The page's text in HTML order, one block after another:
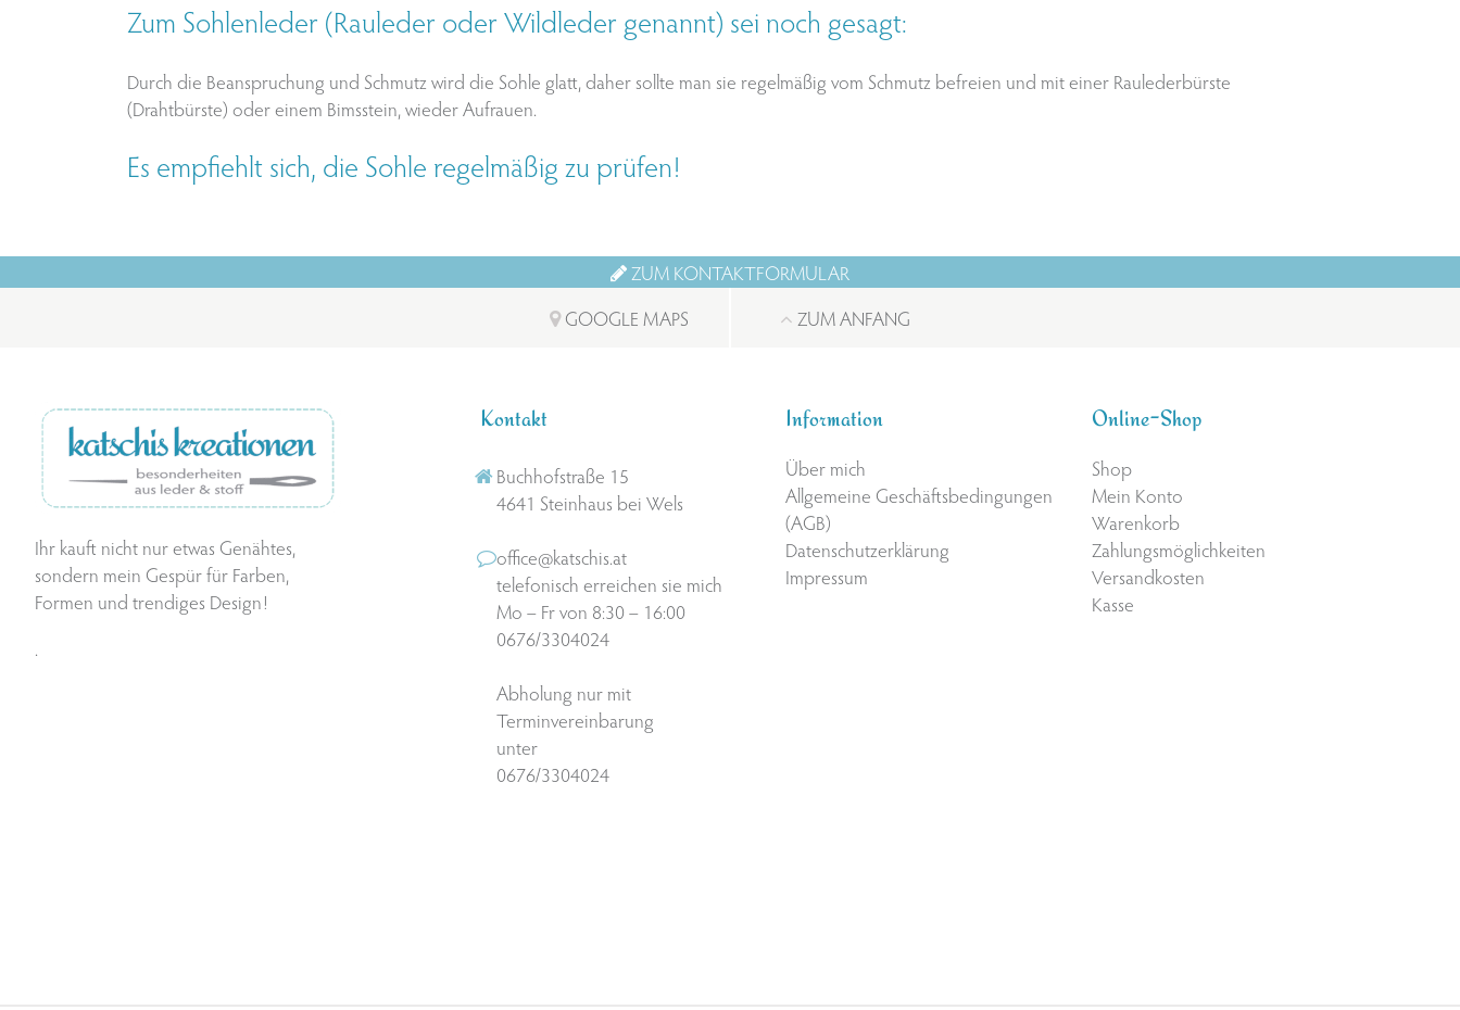
Zum Sohlenleder (Rauleder oder Wildleder genannt) sei noch gesagt:
Durch die Beanspruchung und Schmutz wird die Sohle glatt, daher sollte man sie regelmäßig vom Schmutz befreien und mit einer Raulederbürste
(Drahtbürste) oder einem Bimsstein, wieder Aufrauen.
Es empfiehlt sich, die Sohle regelmäßig zu prüfen!
ZUM KONTAKTFORMULAR
GOOGLE MAPS
ZUM ANFANG
Ihr kauft nicht nur etwas Genähtes,
sondern mein Gespür für Farben,
Formen und trendiges Design!
.
Kontakt
Buchhofstraße 15
4641 Steinhaus bei Wels
office@katschis.at
telefonisch erreichen sie mich
Mo – Fr von 8:30 – 16:00
0676/3304024
Abholung nur mit
Terminvereinbarung
unter
0676/3304024
Information
Über mich
Allgemeine Geschäftsbedingungen
(AGB)
Datenschutzerklärung
Impressum
Online-Shop
Shop
Mein Konto
Warenkorb
Zahlungsmöglichkeiten
Versandkosten
Kasse